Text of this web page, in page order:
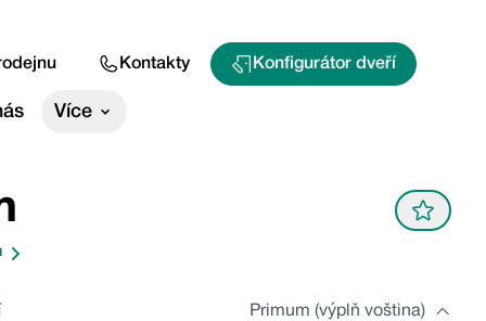
Kontakty Konfigurátor dveří
Více
Primum (výplň voština)